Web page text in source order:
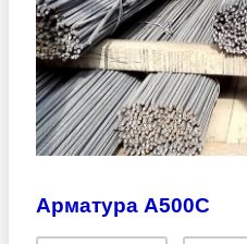
Арматура А500С